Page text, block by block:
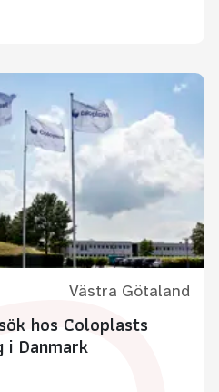
Västra Götaland
hos Coloplasts
i Danmark